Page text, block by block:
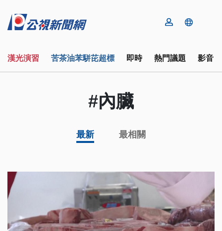
漢光演習 苦茶油苯駢芘超標 即時 熱門議題 影音
#內臟
最新 最相關